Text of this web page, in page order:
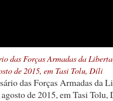
das Forças Armadas da
de 2015, em Tasi Tolu, Díli
das Forças Armadas da
de 2015, em Tasi Tolu,